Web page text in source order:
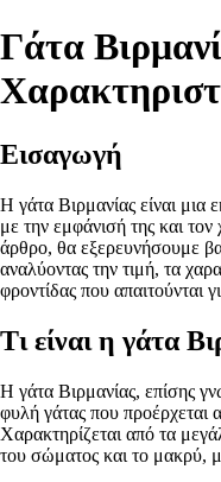
Γάτα
Εισαγωγή
Η γάτα Βιρμανίας είναι μια
με την εμφάνισή της και
άρθρο, θα εξερευνήσουμε
αναλύοντας την τιμή, τα
φροντίδας που απαιτούνται
Τι είναι η γάτα
Η γάτα Βιρμανίας, επίσης
φυλή γάτας που
Χαρακτηρίζεται από τα
του σώματος και το μακρύ,